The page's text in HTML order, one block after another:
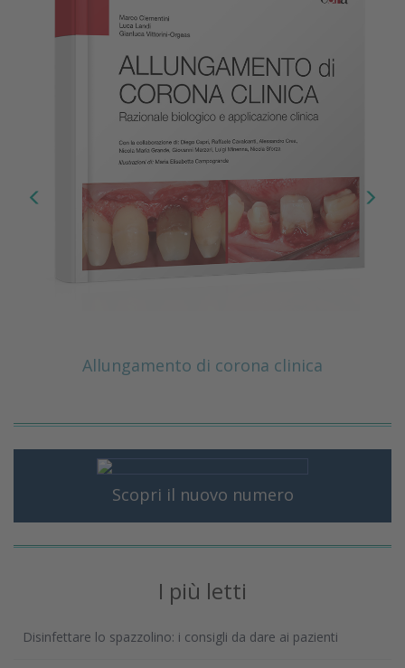
Allungamento di corona clinica
Scopri il nuovo numero
I più letti
Disinfettare lo spazzolino: i consigli da dare ai pazienti